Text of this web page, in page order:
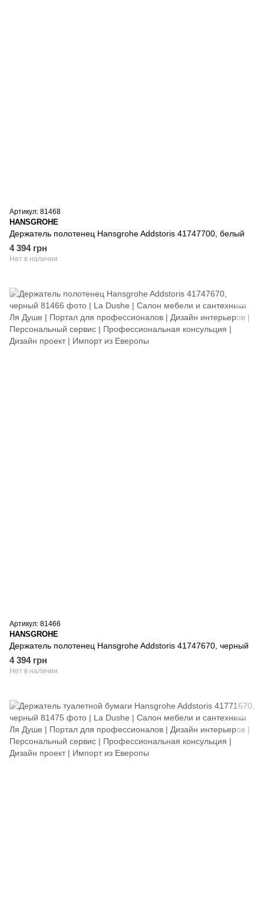
Артикул: 81468
HANSGROHE
Держатель полотенец Hansgrohe Addstoris 41747700, белый
4 394 грн
Нет в наличии
Артикул: 81466
HANSGROHE
Держатель полотенец Hansgrohe Addstoris 41747670, черный
4 394 грн
Нет в наличии